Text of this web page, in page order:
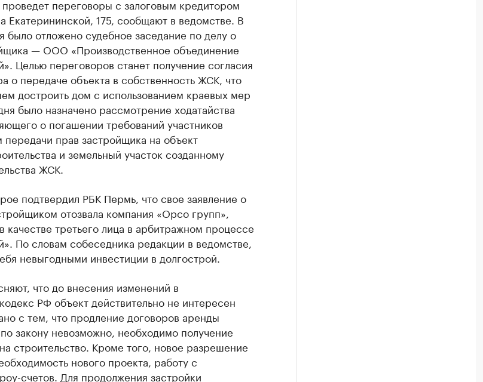
переговоры с залоговым кредитором
Екатерининской, 175, сообщают в ведомстве. В
было отложено судебное заседание по делу о
— ООО «Производственное объединение
Целью переговоров станет получение согласия
о передаче объекта в собственность ЖСК, что
достроить дом с использованием краевых мер
было назначено рассмотрение ходатайства
о погашении требований участников
передачи прав застройщика на объект
и земельный участок созданному
ЖСК.
подтвердил РБК Пермь, что свое заявление о
отозвала компания «Орсо групп»,
качестве третьего лица в арбитражном процессе
По словам собеседника редакции в ведомстве,
невыгодными инвестиции в долгострой.
что до внесения изменений в
РФ объект действительно не интересен
с тем, что продление договоров аренды
закону невозможно, необходимо получение
строительство. Кроме того, новое разрешение
нового проекта, работу с
счетов. Для продолжения застройки